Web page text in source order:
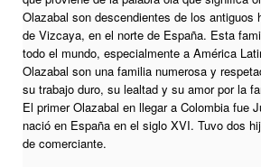
Olazabal son descendientes de los antiguos
de Vizcaya, en el norte de España. Esta
todo el mundo, especialmente a América
Olazabal son una familia numerosa y
su trabajo duro, su lealtad y su amor por la
El primer Olazabal en llegar a Colombia fue
nació en España en el siglo XVI. Tuvo dos
de comerciante.